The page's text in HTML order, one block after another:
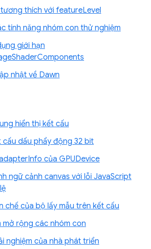
thích với featureLevel
tính năng nhóm con thử nghiệm
giới hạn
nhật về Dawn
hiển thị kết cấu
cấu dấu phẩy động 32 bit
của GPUDevice
ngữ cảnh canvas với lỗi JavaScript
chế của bộ lấy mẫu trên kết cấu
mở rộng các nhóm con
nghiệm của nhà phát triển